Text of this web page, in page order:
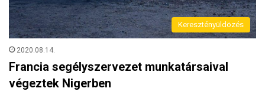
Keresztényüldözés
2020.08.14.
Francia segélyszervezet munkatársaival
végeztek Nigerben